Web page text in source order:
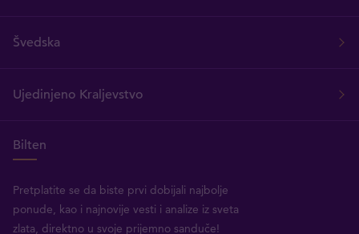
Švedska
Ujedinjeno Kraljevstvo
Bilten
Pretplatite se da biste prvi dobijali najbolje
ponude, kao i najnovije vesti i analize iz sveta
zlata, direktno u svoje prijemno sanduče!